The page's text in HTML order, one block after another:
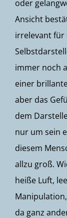
oder
Ansicht
irrelevant für
immer noch
einer
aber das
dem
nur um sein
diesem
allzu groß.
heiße Luft,
da ganz